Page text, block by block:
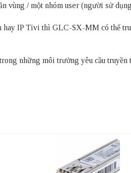
vùng / một nhóm user (người sử
hay IP Tivi thì GLC-SX-MM có thể
những môi trường yêu cầu truyền